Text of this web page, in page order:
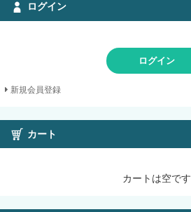
ログイン
ログイン
新規会員登録
カート
カートは空です